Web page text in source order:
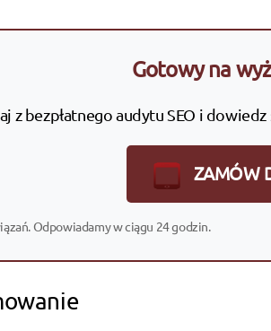
Gotowy na
z bezpłatnego audytu SEO i
ZAMÓW
Odpowiadamy w ciągu 24 godzin.